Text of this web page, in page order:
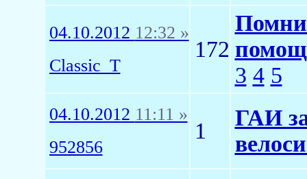
04.10.2012 12:32 »
Classic_T
172
3 4 5
04.10.2012 11:11 »
952856
1
ГАИ